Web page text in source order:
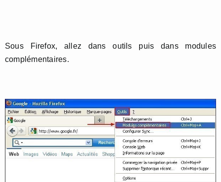
Sous Firefox, allez dans outils puis dans modules
complémentaires.